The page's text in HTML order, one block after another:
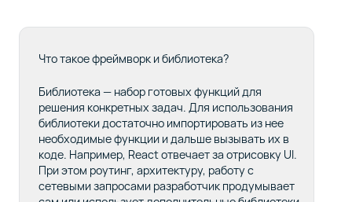
Что такое фреймворк и библиотека?
Библиотека — набор готовых функций для
решения конкретных задач. Для использования
библиотеки достаточно импортировать из нее
необходимые функции и дальше вызывать их в
коде. Например, React отвечает за отрисовку UI.
При этом роутинг, архитектуру, работу с
сетевыми запросами разработчик продумывает